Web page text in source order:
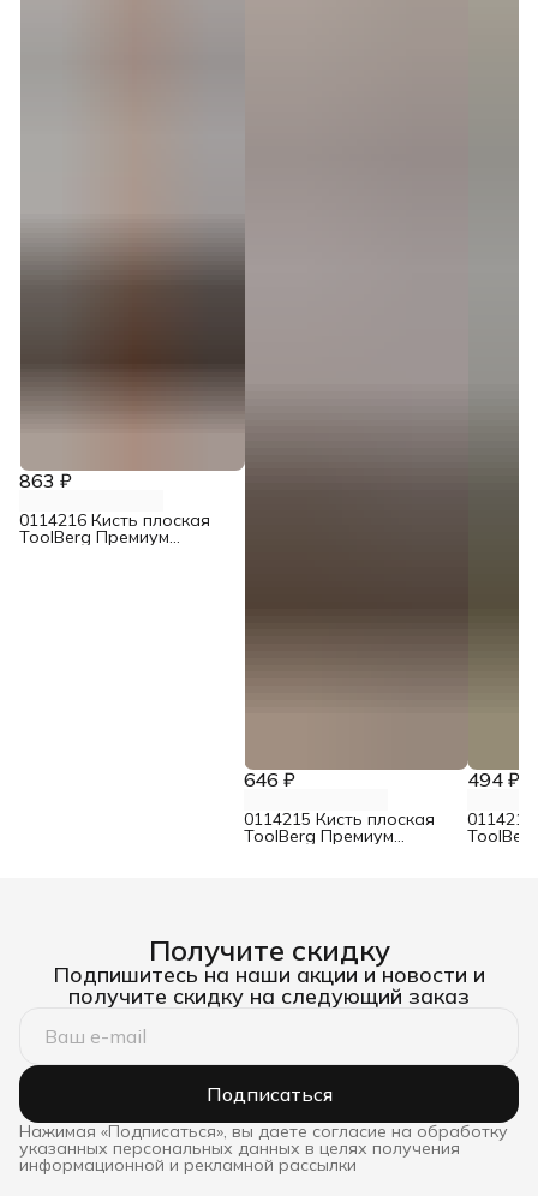
863 ₽
0114216 Кисть плоская
ToolBerg Премиум
646 ₽
0114215 Кисть плоская
ToolBerg Премиум
494 ₽
Получите скидку
Подпишитесь на наши акции и новости и
получите скидку на следующий заказ
Подписаться
Нажимая «Подписаться», вы даете согласие на обработку
указанных персональных данных в целях получения
информационной и рекламной рассылки